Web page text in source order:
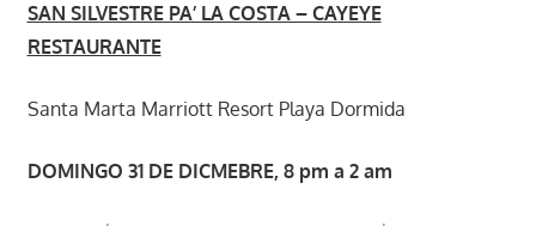
SAN SILVESTRE PA’ LA COSTA – CAYEYE
RESTAURANTE
Santa Marta Marriott Resort Playa Dormida
DOMINGO 31 DE DICMEBRE, 8 pm a 2 am